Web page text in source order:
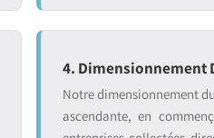
4. Dimensionnement
Notre dimensionnement
ascendante, en